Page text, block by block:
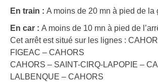
En train : A moins de 20 mn à pied de la
En car : A moins de 10 mn à pied de
Cet arrêt est situé sur les lignes :
FIGEAC – CAHORS
CAHORS – SAINT-CIRQ-LAPOPIE –
LALBENQUE – CAHORS